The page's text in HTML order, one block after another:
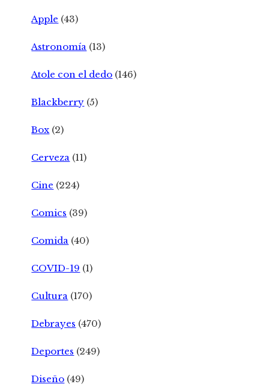
Apple (43)
Astronomía (13)
Atole con el dedo (146)
Blackberry (5)
Box (2)
Cerveza (11)
Cine (224)
Comics (39)
Comida (40)
COVID-19 (1)
Cultura (170)
Debrayes (470)
Deportes (249)
Diseño (49)